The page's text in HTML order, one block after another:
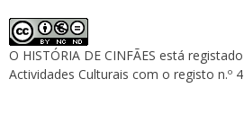
O HISTÓRIA DE CINFÃES está
Actividades Culturais com o registo n.º